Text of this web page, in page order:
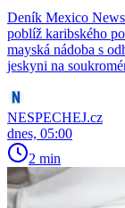
Deník Mexico
poblíž karibského
mayská nádoba s
jeskyni na
NESPECHEJ.cz
dnes, 05:00
2 min